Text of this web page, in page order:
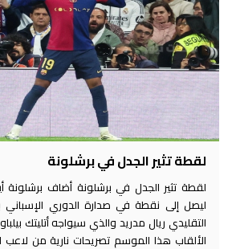
لقطة تثير الجدل في برشلونة
لقطة تثير الجدل في برشلونة أضاف برشلونة
ليصل إلى نقطة في صدارة الدوري
التقليدي ريال مدريد والذي سيواجه أتليتك
الألقاب هذا الموسم تصريحات نارية من لاعب